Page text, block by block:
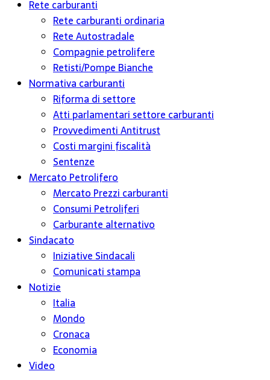
Rete carburanti
Rete carburanti ordinaria
Rete Autostradale
Compagnie petrolifere
Retisti/Pompe Bianche
Normativa carburanti
Riforma di settore
Atti parlamentari settore carburanti
Provvedimenti Antitrust
Costi margini fiscalità
Sentenze
Mercato Petrolifero
Mercato Prezzi carburanti
Consumi Petroliferi
Carburante alternativo
Sindacato
Iniziative Sindacali
Comunicati stampa
Notizie
Italia
Mondo
Cronaca
Economia
Video